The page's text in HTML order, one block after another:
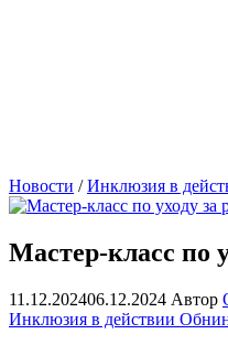
Новости /Инклюзия в
Мастер-класс по
11.12.202406.12.2024 Автор
Инклюзия в действии